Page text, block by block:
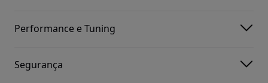
Performance e Tuning
Segurança